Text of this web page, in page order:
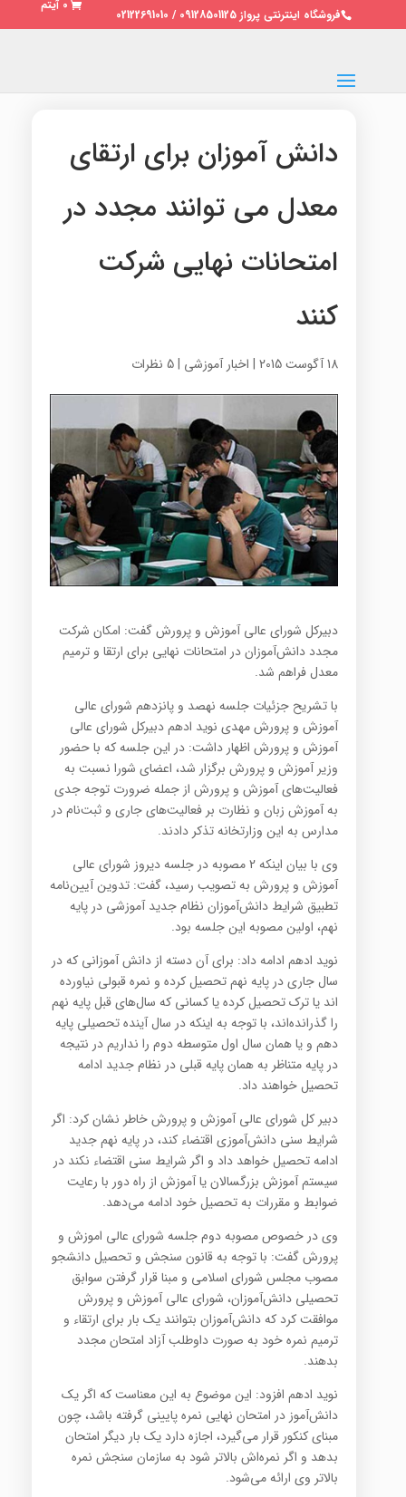
فروشگاه اینترنتی پرواز 09128501125 / 02122691010
0 آیتم
دانش آموزان برای ارتقای
معدل می توانند مجدد در
امتحانات نهایی شرکت
کنند
18 آگوست 2015 | اخبار آموزشی |5 نظرات
دبیرکل شورای عالی آموزش و پرورش گفت: امکان شرکت
مجدد دانش‌آموزان در امتحانات نهایی برای ارتقا و ترمیم
معدل فراهم شد.
با تشریح جزئیات جلسه نهصد و پانزدهم شورای عالی
آموزش و پرورش مهدی نوید ادهم دبیرکل شورای عالی
آموزش و پرورش اظهار داشت: در این جلسه که با حضور
وزیر آموزش و پرورش برگزار شد، اعضای شورا نسبت به
فعالیت‌های آموزش و پرورش از جمله ضرورت توجه جدی
به آموزش زبان و نظارت بر فعالیت‌های جاری و ثبت‌نام در
مدارس به این وزارتخانه تذکر دادند.
وی با بیان اینکه 2 مصوبه در جلسه دیروز شورای عالی
آموزش و پرورش به تصویب رسید، گفت: تدوین آیین‌نامه
تطبیق شرایط دانش‌آموزان نظام جدید آموزشی در پایه
نهم، اولین مصوبه این جلسه بود.
نوید ادهم ادامه داد: برای آن دسته از دانش آموزانی که در
سال جاری در پایه نهم تحصیل کرده و نمره قبولی نیاورده
اند یا ترک تحصیل کرده یا کسانی که سال‌های قبل پایه نهم
را گذرانده‌اند، با توجه به اینکه در سال آینده تحصیلی پایه
دهم و یا همان سال اول متوسطه دوم را نداریم در نتیجه
در پایه متناظر به همان پایه قبلی در نظام جدید ادامه
تحصیل خواهند داد.
دبیر کل شورای عالی آموزش و پرورش خاطر نشان کرد: اگر
شرایط سنی دانش‌آموزی اقتضاء کند، در پایه نهم جدید
ادامه تحصیل خواهد داد و اگر شرایط سنی اقتضاء نکند در
سیستم آموزش بزرگسالان یا آموزش از راه دور با رعایت
ضوابط و مقررات به تحصیل خود ادامه می‌دهد.
وی در خصوص مصوبه دوم جلسه شورای عالی اموزش و
پرورش گفت: با توجه به قانون سنجش و تحصیل دانشجو
مصوب مجلس شورای اسلامی و مبنا قرار گرفتن سوابق
تحصیلی دانش‌آموزان، شورای عالی آموزش و پرورش
موافقت کرد که دانش‌آموزان بتوانند یک بار برای ارتقاء و
ترمیم نمره خود به صورت داوطلب آزاد امتحان مجدد
بدهند.
نوید ادهم افزود: این موضوع به این معناست که اگر یک
دانش‌آموز در امتحان نهایی نمره پایینی گرفته باشد، چون
مبنای کنکور قرار می‌گیرد، اجازه دارد یک بار دیگر امتحان
بدهد و اگر نمره‌اش بالاتر شود به سازمان سنجش نمره
بالاتر وی ارائه می‌شود.